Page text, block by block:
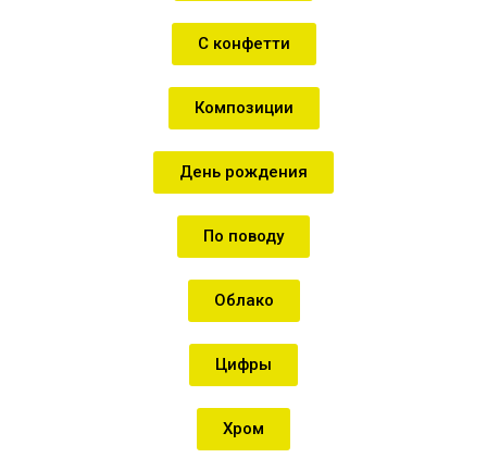
С конфетти
Композиции
День рождения
По поводу
Облако
Цифры
Хром